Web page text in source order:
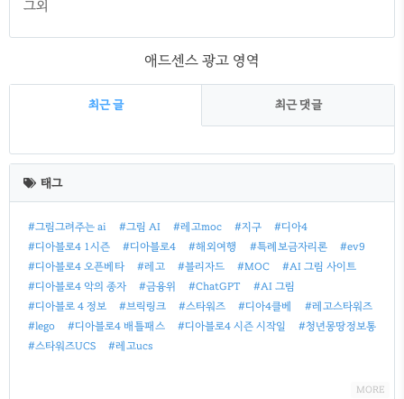
그외
애드센스 광고 영역
최근 글 최근 댓글
최
근
글
태그
#그림그려주는 ai #그림 AI #레고moc #지구
#디아4
#디아블로4 1시즌
#디아블로4 #해외여행 #특례보금자리론
#ev9
#디아블로4 오픈베타
#레고 #블리자드 #MOC
#AI 그림 사이트
#디아블로4 악의 종자
#금융위 #ChatGPT
#AI 그림
#디아블로 4 정보
#브릭링크 #스타워즈 #디아4클베
#레고스타워즈
#lego
#디아블로4 배틀패스 #디아블로4 시즌 시작일
#청년몽땅정보통
#스타워즈UCS
#레고ucs
MORE